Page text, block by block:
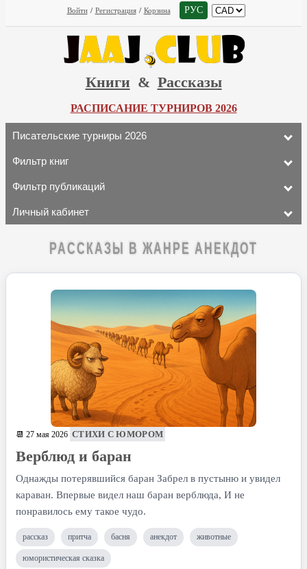
Войти / Регистрация / Корзина РУС
Книги & Рассказы
РАСПИСАНИЕ ТУРНИРОВ 2026
Писательские турниры 2026
Фильтр книг
Фильтр публикаций
Личный кабинет
РАССКАЗЫ В ЖАНРЕ АНЕКДОТ
📆 27 мая 2026 СТИХИ С ЮМОРОМ
Верблюд и баран
Однажды потерявшийся баран Забрел в пустыню и увидел
караван. Впервые видел наш баран верблюда, И не
понравилось ему такое чудо.
рассказ притча басня анекдот животные
юмористическая сказка